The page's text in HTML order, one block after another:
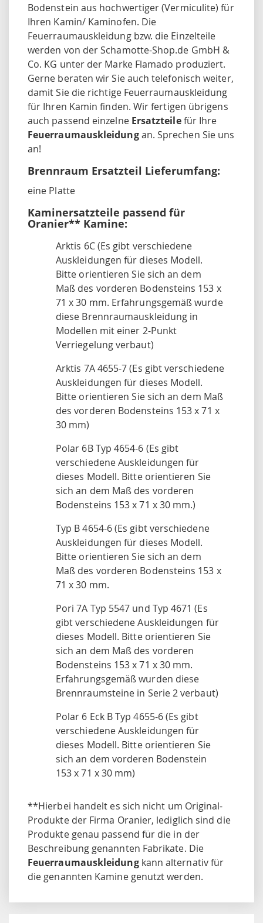
Bodenstein aus hochwertiger (Vermiculite) für
Ihren Kamin/ Kaminofen. Die
Feuerraumauskleidung bzw. die Einzelteile
werden von der Schamotte-Shop.de GmbH &
Co. KG unter der Marke Flamado produziert.
Gerne beraten wir Sie auch telefonisch weiter,
damit Sie die richtige Feuerraumauskleidung
für Ihren Kamin finden. Wir fertigen übrigens
auch passend einzelne Ersatzteilefür Ihre
Feuerraumauskleidungan. Sprechen Sie uns
an!
Brennraum Ersatzteil Lieferumfang:
eine Platte
Kaminersatzteile passend für
Oranier** Kamine:
Arktis 6C (Es gibt verschiedene
Auskleidungen für dieses Modell.
Bitte orientieren Sie sich an dem
Maß des vorderen Bodensteins 153 x
71 x 30 mm. Erfahrungsgemäß wurde
diese Brennraumauskleidung in
Modellen mit einer 2-Punkt
Verriegelung verbaut)
Arktis 7A 4655-7 (Es gibt verschiedene
Auskleidungen für dieses Modell.
Bitte orientieren Sie sich an dem Maß
des vorderen Bodensteins 153 x 71 x
30 mm)
Polar 6B Typ 4654-6 (Es gibt
verschiedene Auskleidungen für
dieses Modell. Bitte orientieren Sie
sich an dem Maß des vorderen
Bodensteins 153 x 71 x 30 mm.)
Typ B 4654-6 (Es gibt verschiedene
Auskleidungen für dieses Modell.
Bitte orientieren Sie sich an dem
Maß des vorderen Bodensteins 153 x
71 x 30 mm.
Pori 7A Typ 5547 und Typ 4671 (Es
gibt verschiedene Auskleidungen für
dieses Modell. Bitte orientieren Sie
sich an dem Maß des vorderen
Bodensteins 153 x 71 x 30 mm.
Erfahrungsgemäß wurden diese
Brennraumsteine in Serie 2 verbaut)
Polar 6 Eck B Typ 4655-6 (Es gibt
verschiedene Auskleidungen für
dieses Modell. Bitte orientieren Sie
sich an dem vorderen Bodenstein
153 x 71 x 30 mm)
**Hierbei handelt es sich nicht um Original-
Produkte der Firma Oranier, lediglich sind die
Produkte genau passend für die in der
Beschreibung genannten Fabrikate. Die
Feuerraumauskleidungkann alternativ für
die genannten Kamine genutzt werden.